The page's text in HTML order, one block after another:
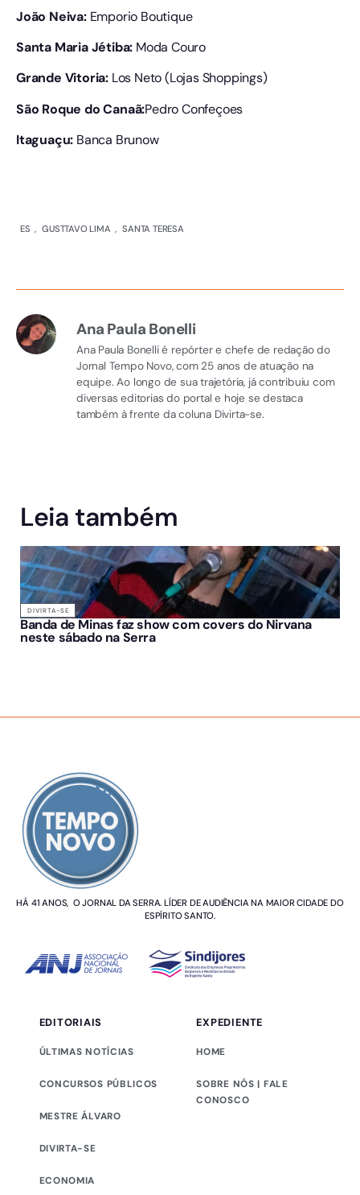
João Neiva: Emporio Boutique
Santa Maria Jétiba: Moda Couro
Grande Vitoria: Los Neto (Lojas Shoppings)
São Roque do Canaã:Pedro Confeçoes
Itaguaçu: Banca Brunow
ES , GUSTTAVO LIMA , SANTA TERESA
Ana Paula Bonelli
Ana Paula Bonelli é repórter e chefe de redação do
Jornal Tempo Novo, com 25 anos de atuação na
equipe. Ao longo de sua trajetória, já contribuiu com
diversas editorias do portal e hoje se destaca
também à frente da coluna Divirta-se.
Leia também
DIVIRTA-SE
Banda de Minas faz show com covers do Nirvana
neste sábado na Serra
HÁ 41 ANOS, O JORNAL DA SERRA. LÍDER DE AUDIÊNCIA NA MAIOR CIDADE DO
ESPÍRITO SANTO.
EDITORIAIS
ÚLTIMAS NOTÍCIAS
CONCURSOS PÚBLICOS
MESTRE ÁLVARO
DIVIRTA-SE
ECONOMIA
EXPEDIENTE
HOME
SOBRE NÓS | FALE
CONOSCO